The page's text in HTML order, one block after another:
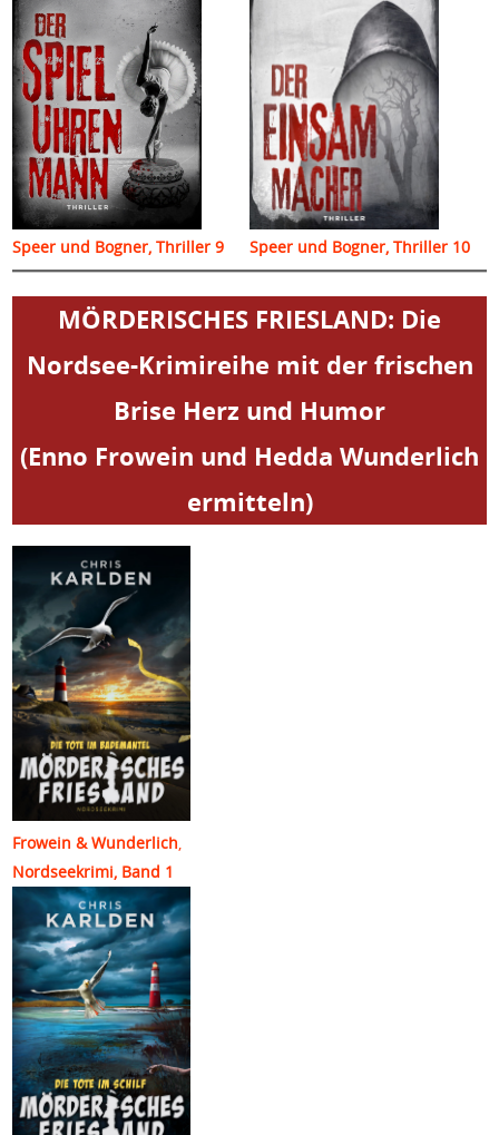
Speer und Bogner, Thriller 9 Speer und Bogner, Thriller 10
MÖRDERISCHES FRIESLAND: Die
Nordsee-Krimireihe mit der frischen
Brise Herz und Humor
(Enno Frowein und Hedda Wunderlich
ermitteln)
Frowein & Wunderlich
Nordseekrimi, Band 1